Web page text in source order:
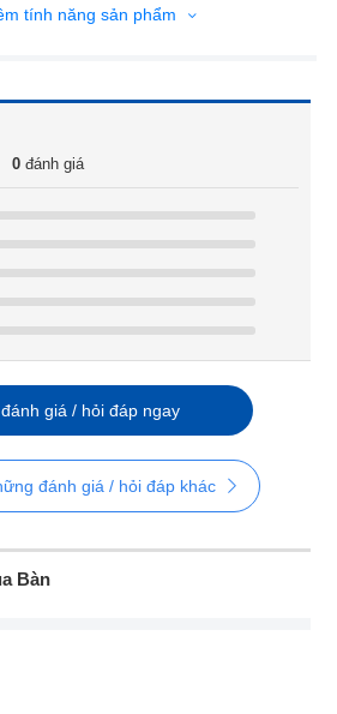
tính năng sản phẩm
0 đánh giá
giá / hỏi đáp ngay
đánh giá / hỏi đáp khác
Bàn